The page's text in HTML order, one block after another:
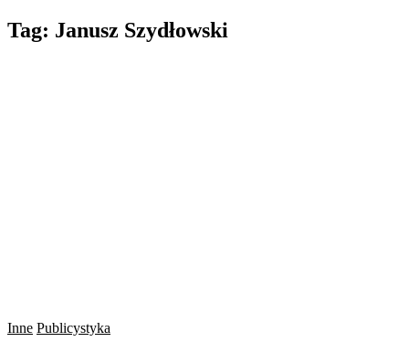
Tag: Janusz Szydłowski
Inne Publicystyka